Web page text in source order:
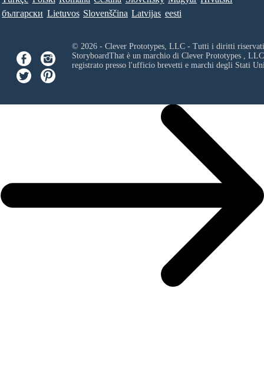
български Lietuvos Slovenščina Latvijas eesti
© 2026 - Clever Prototypes, LLC - Tutti i diritti
StoryboardThat è un marchio di Clever Prototypes , LLC
registrato presso l'ufficio brevetti e marchi degli Stati